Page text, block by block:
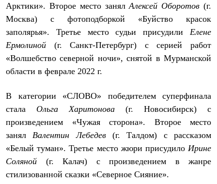
Аксессуары для палаток
Экспедиционные
Легкоходные
Альпинистские
Городские
Аксессуары для рюкзаков
Спальные мешки
С синтетическим утеплителем
Аксессуары для спальников
Баулы
Кошельки
Гермомешки
Полезные аксессуары
Еда
Арктики». Второе место занял Алексей Оборотов (г.
Москва) с фотоподборкой «Буйство красок
заполярья». Третье место судьи присудили
Елене
Ермолиной
(г. Санкт-Петербург) с серией работ
«Волшебство северной ночи», снятой в Мурманской
области в феврале 2022 г.
В категории «СЛОВО» победителем суперфинала
стала
Ольга Харитонова
(г. Новосибирск) с
произведением «Чужая сторона». Второе место
занял
Валентин Лебедев
(г. Талдом) с рассказом
«Белый туман». Третье место жюри присудило Ирине
Соляной
(г. Калач) с произведением в жанре
стилизованной сказки «Северное Сияние».